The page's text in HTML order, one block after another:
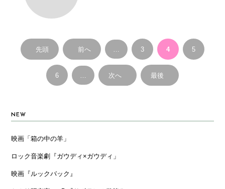
先頭 前へ … 3 4 5
6 … 次へ 最後
NEW
映画「箱の中の羊」
ロック音楽劇『ガウディ×ガウディ」
映画『ルックバック』